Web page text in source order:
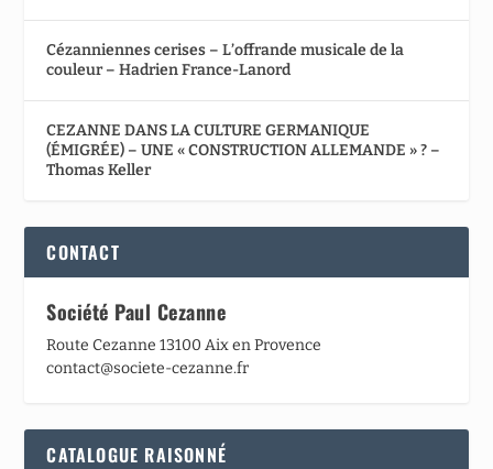
Cézanniennes cerises – L’offrande musicale de la
couleur – Hadrien France-Lanord
CEZANNE DANS LA CULTURE GERMANIQUE
(ÉMIGRÉE) – UNE « CONSTRUCTION ALLEMANDE » ? –
Thomas Keller
CONTACT
Société Paul Cezanne
Route Cezanne 13100 Aix en Provence
contact@societe-cezanne.fr
CATALOGUE RAISONNÉ